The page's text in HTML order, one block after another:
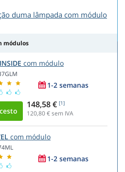
duma lâmpada com módulo
módulos
com módulo
1-2 semanas
148,58 € [1]
120,80€ sem IVA
com módulo
1-2 semanas